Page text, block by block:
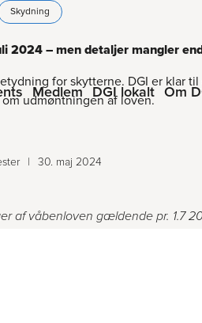
Medlem DGI lokalt Om
Skydning
2024 – men detaljer mangler
for skytterne. DGI er klar til
udmøntningen af loven.
| 30. maj 2024
af våbenloven gældende pr. 1.7